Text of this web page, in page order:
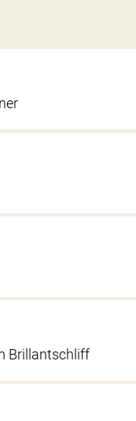
Brillantschliff